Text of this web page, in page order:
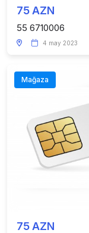
75 AZN
55 6710006
4 may 2023
Mağaza
75 AZN